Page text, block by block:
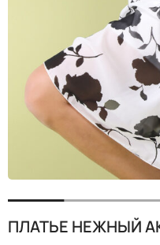
ПЛАТЬЕ НЕЖНЫЙ